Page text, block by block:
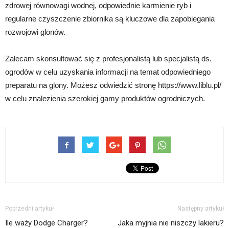
zdrowej równowagi wodnej, odpowiednie karmienie ryb i
regularne czyszczenie zbiornika są kluczowe dla zapobiegania
rozwojowi glonów.
Zalecam skonsultować się z profesjonalistą lub specjalistą ds.
ogrodów w celu uzyskania informacji na temat odpowiedniego
preparatu na glony. Możesz odwiedzić stronę https://www.liblu.pl/
w celu znalezienia szerokiej gamy produktów ogrodniczych.
Poprzedni artykuł
Ile waży Dodge Charger?
Następny artykuł
Jaka myjnia nie niszczy lakieru?